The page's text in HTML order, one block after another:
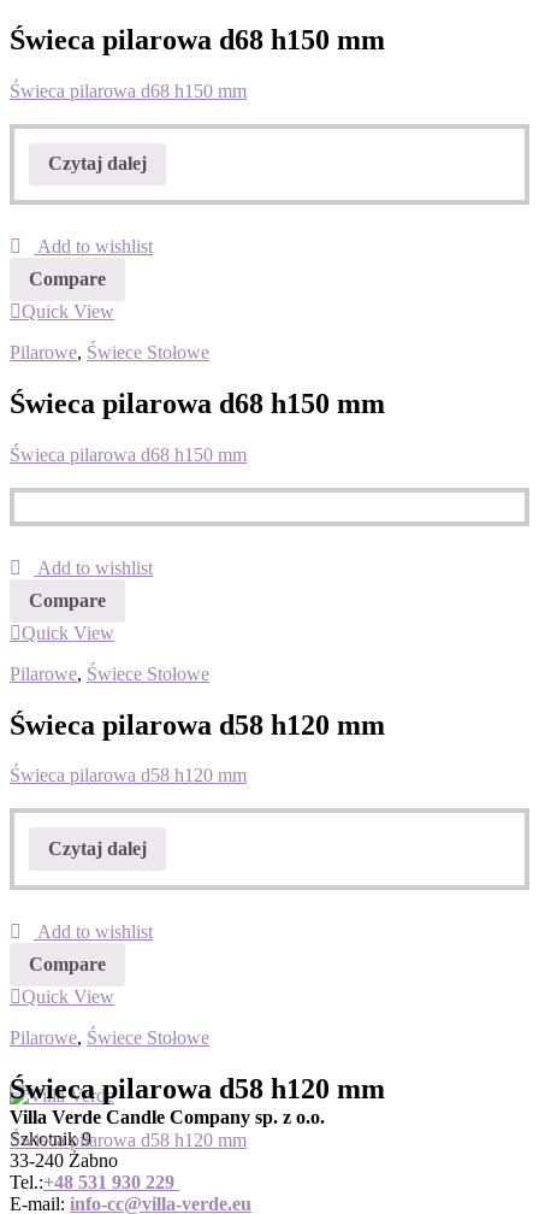
Świeca pilarowa d68 h150 mm
Świeca pilarowa d68 h150 mm
Czytaj dalej
Add to wishlist
Compare
Quick View
Pilarowe, Świece Stołowe
Świeca pilarowa d68 h150 mm
Świeca pilarowa d68 h150 mm
Add to wishlist
Compare
Quick View
Pilarowe, Świece Stołowe
Świeca pilarowa d58 h120 mm
Świeca pilarowa d58 h120 mm
Czytaj dalej
Add to wishlist
Compare
Quick View
Pilarowe, Świece Stołowe
Świeca pilarowa d58 h120 mm
Świeca pilarowa d58 h120 mm
Villa Verde Candle Company sp. z o.o.
Szkotnik 9
33-240 Żabno
Tel.:+48 531 930 229
E-mail: info-cc@villa-verde.eu